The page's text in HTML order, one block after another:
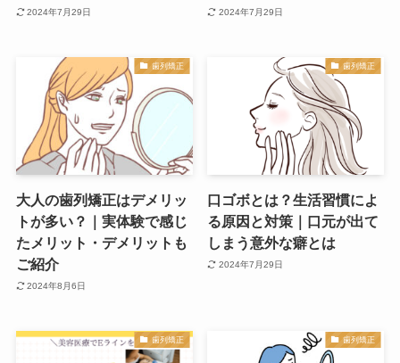
2024年7月29日 2024年7月29日
歯列矯正
大人の歯列矯正はデメリッ
トが多い？｜実体験で感じ
たメリット・デメリットも
ご紹介
2024年8月6日
歯列矯正
口ゴボとは？生活習慣によ
る原因と対策｜口元が出て
しまう意外な癖とは
2024年7月29日
歯列矯正 歯列矯正